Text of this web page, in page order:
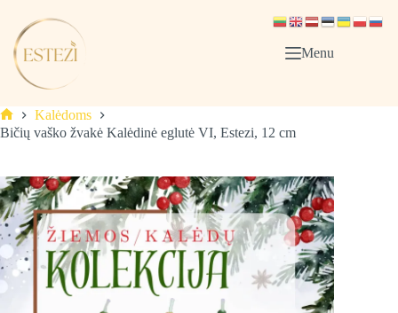
content
Menu
Pagrindinis
Kalėdoms
Bičių vaško žvakė Kalėdinė eglutė VI, Estezi, 12 cm